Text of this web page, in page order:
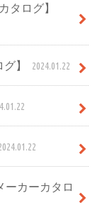
タログ】
】 2024.01.22
ーカーカタロ